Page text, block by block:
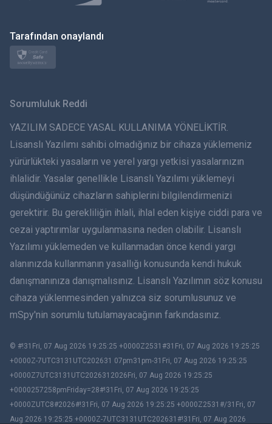
Polski
日本
ภาษาไทย
Dansk
हिंदी
עברית
Română
Việt
BIR ÇIFT
Slovenčina
Tarafından onaylandı
Sorumluluk Reddi
YAZILIM SADECE YASAL KULLANIMA YÖNELİKTİR.
Lisanslı Yazılımı sahibi olmadığınız bir cihaza yüklemeniz
yürürlükteki yasaların ve yerel yargı yetkisi yasalarınızın
ihlalidir. Yasalar genellikle Lisanslı Yazılımı yüklemeyi
düşündüğünüz cihazların sahiplerini bilgilendirmenizi
gerektirir. Bu gerekliliğin ihlali, ihlal eden kişiye ciddi para ve
cezai yaptırımlar uygulanmasına neden olabilir. Lisanslı
Yazılımı yüklemeden ve kullanmadan önce kendi yargı
alanınızda kullanmanın yasallığı konusunda kendi hukuk
danışmanınıza danışmalısınız. Lisanslı Yazılımın söz konusu
cihaza yüklenmesinden yalnızca siz sorumlusunuz ve
mSpy'nin sorumlu tutulamayacağının farkındasınız.
© #!31Fri, 07 Aug 2026 19:25:25 +0000Z2531#31Fri, 07 Aug 2026 19:25:25
+0000Z-7UTC3131UTC202631 07pm31pm-31Fri, 07 Aug 2026 19:25:25
+0000Z7UTC3131UTC2026312026Fri, 07 Aug 2026 19:25:25
+0000257258pmFriday=28#!31Fri, 07 Aug 2026 19:25:25
+0000ZUTC8#2026#!31Fri, 07 Aug 2026 19:25:25 +0000Z2531#/31Fri, 07
Aug 2026 19:25:25 +0000Z-7UTC3131UTC202631#!31Fri, 07 Aug 2026